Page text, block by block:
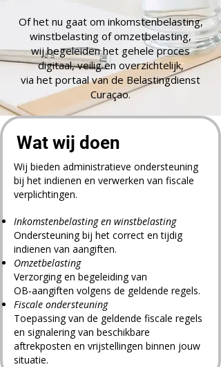
Of het nu gaat om inkomstenbelasting,
winstbelasting of omzetbelasting,
wij begeleiden het gehele proces
digitaal, veilig en overzichtelijk,
via het portaal van de Belastingdienst
Curaçao.
Wat wij doen
​Wij bieden administratieve ondersteuning
bij het indienen en verwerken van fiscale
verplichtingen.
Inkomstenbelasting en winstbelasting
Ondersteuning bij het correct en tijdig
indienen van aangiften.
Omzetbelasting
Verzorging en begeleiding van
OB‑aangiften volgens de geldende regels.
Fiscale ondersteuning
Toepassing van de geldende fiscale regels
en signalering van beschikbare
aftrekposten en vrijstellingen binnen jouw
situatie.